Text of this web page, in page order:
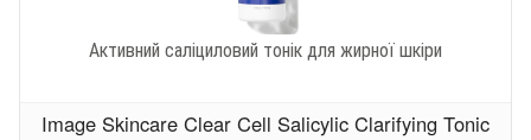
Активний саліциловий тонік для жирної шкіри
Image Skincare Clear Cell Salicylic Clarifying Tonic